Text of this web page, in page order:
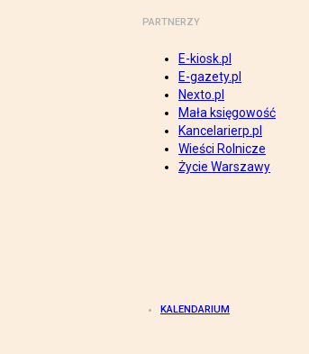
PARTNERZY
E-kiosk.pl
E-gazety.pl
Nexto.pl
Mała księgowość
Kancelarierp.pl
Wieści Rolnicze
Życie Warszawy
KALENDARIUM